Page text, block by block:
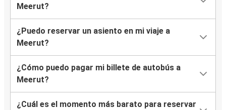
Meerut?
¿Puedo reservar un asiento en mi viaje a
Meerut?
¿Cómo puedo pagar mi billete de autobús a
Meerut?
¿Cuál es el momento más barato para reservar